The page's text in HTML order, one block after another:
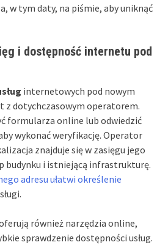
w tym daty, na piśmie, aby uniknąć
i dostępność internetu pod
internetowych pod nowym
z dotychczasowym operatorem.
formularza online lub odwiedzić
wykonać weryfikację. Operator
znajduje się w zasięgu jego
budynku i istniejącą infrastrukturę.
adresu ułatwi określenie
również narzędzia online,
sprawdzenie dostępności usług.